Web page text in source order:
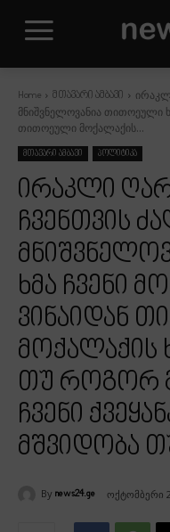
Home მთავარი ამბავი
მნიშვნელოვანია თითოეული
თითოეული მოქალაქის...
მთავარი ამბავი პოლიტიკა
ირაკლი
ჩვენთვის
ხმა ჩვენი
ვინაიდან
მოქალაქის
თუ როგორ
ჩვენი
მშვიდობა
By news24.ge ოქტომბერი